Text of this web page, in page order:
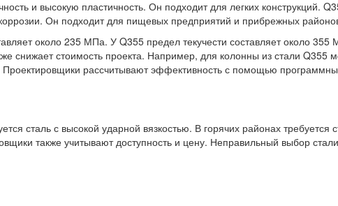
и высокую пластичность. Он подходит для легких конструкций.
Он подходит для пищевых предприятий и прибрежных
около 235 МПа. У Q355 предел текучести составляет около 355
снижает стоимость проекта. Например, для колонны из стали Q355
рассчитывают эффективность с помощью
сталь с высокой ударной вязкостью. В горячих районах требуется
также учитывают доступность и цену. Неправильный выбор